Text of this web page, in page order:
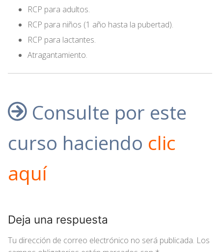
RCP para adultos.
RCP para niños (1 año hasta la pubertad).
RCP para lactantes.
Atragantamiento.
Consulte por este
curso haciendo clic
aquí
Deja una respuesta
Tu dirección de correo electrónico no será publicada. Los